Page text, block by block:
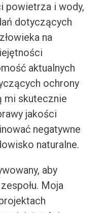
powietrza i wody,
dotyczących
na
aktualnych
ochrony
mi skutecznie
jakości
negatywne
naturalne.
aby
Moja